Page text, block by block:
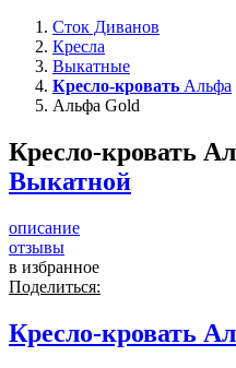
Сток Диванов
Кресла
Выкатные
Кресло-кровать Альфа
Альфа Gold
Кресло-кровать
Выкатной
описание
отзывы
в избранное
Поделиться:
Кресло-кровать